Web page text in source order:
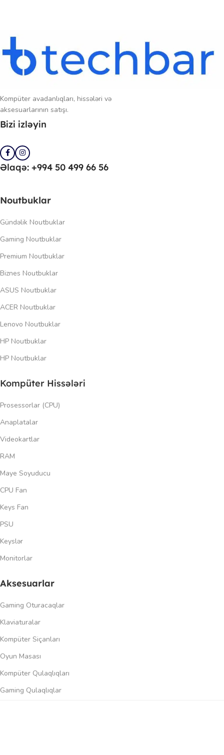
Kompüter avadanlıqları, hissələri və
aksesuarlarının satışı.
Bizi izləyin
Əlaqə: +994 50 499 66 56
Noutbuklar
Gündəlik Noutbuklar
Gaming Noutbuklar
Premium Noutbuklar
Biznes Noutbuklar
ASUS Noutbuklar
ACER Noutbuklar
Lenovo Noutbuklar
HP Noutbuklar
HP Noutbuklar
Kompüter Hissələri
Prosessorlar (CPU)
Anaplatalar
Videokartlar
RAM
Maye Soyuducu
CPU Fan
Keys Fan
PSU
Keyslər
Monitorlar
Aksesuarlar
Gaming Oturacaqlar
Klaviaturalar
Kompüter Siçanları
Oyun Masası
Kompüter Qulaqlıqları
Gaming Qulaqlıqlar